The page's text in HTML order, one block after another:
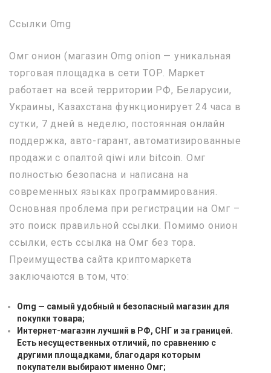
Ссылки Omg
Омг онион (магазин Omg onion — уникальная
торговая площадка в сети ТОР. Маркет
работает на всей территории РФ, Беларусии,
Украины, Казахстана функционирует 24 часа в
сутки, 7 дней в неделю, постоянная онлайн
поддержка, авто-гарант, автоматизированные
продажи с опалтой qiwi или bitcoin. Омг
полностью безопасна и написана на
современных языках программирования.
Основная проблема при регистрации на Омг –
это поиск правильной ссылки. Помимо онион
ссылки, есть ссылка на Омг без тора.
Преимущества сайта криптомаркета
заключаются в том, что:
Omg — самый удобный и безопасный магазин для
покупки товара;
Интернет-магазин лучший в РФ, СНГ и за границей.
Есть несущественных отличий, по сравнению с
другими площадками, благодаря которым
покупатели выбирают именно Омг;